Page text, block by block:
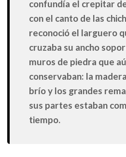
confundía el crepitar
con el canto de las
reconoció el larguero
cruzaba su ancho
muros de piedra que
conservaban: la
brío y los grandes
sus partes estaban
tiempo.